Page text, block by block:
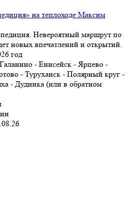
на теплоходе Максим
Невероятный маршрут по
новых впечатлений и открытий.
год
- Енисейск - Ярцево -
- Туруханск - Полярный круг -
- Дудинка (или в обратном